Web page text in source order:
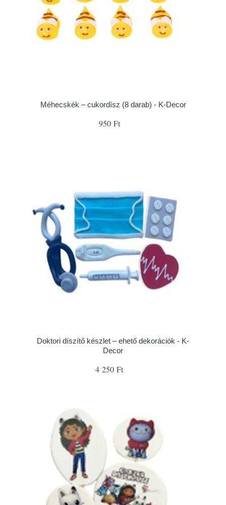
Méhecskék – cukordísz (8 darab) - K-Decor
950 Ft
Doktori díszítő készlet – ehető dekorációk - K-
Decor
4 250 Ft